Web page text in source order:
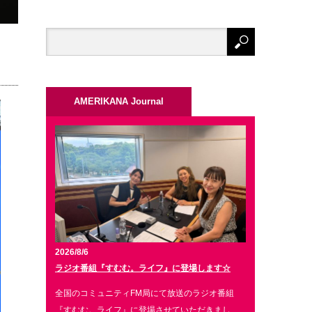
AMERIKANA Journal
2026/8/6
ラジオ番組『すむむ。ライフ』に登場します☆
全国のコミュニティFM局にて放送のラジオ番組
『すむむ。ライフ』に登場させていただきまし